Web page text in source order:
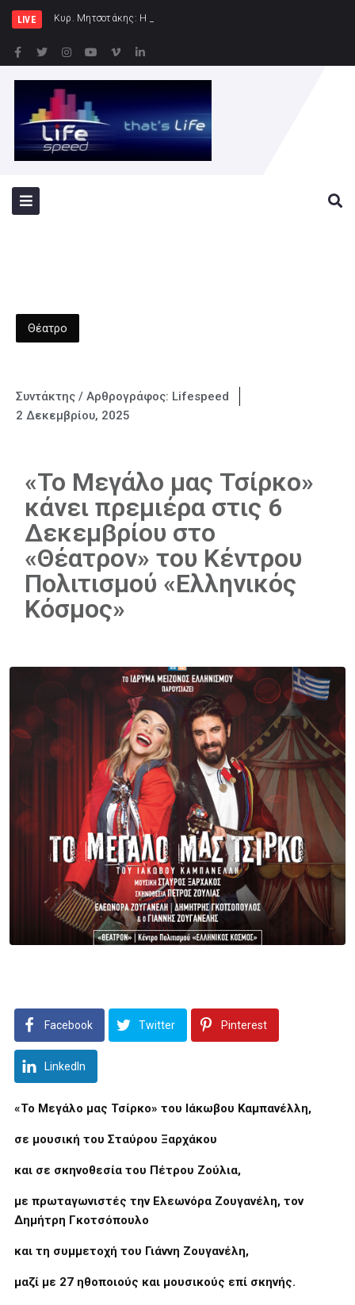
LIVE Κυρ. Μητσοτάκης: Η χώρα δεν μπορεί να είναι άλλο α
Θέατρο
Συντάκτης / Αρθρογράφος: Lifespeed
2 Δεκεμβρίου, 2025
«Το Μεγάλο μας Τσίρκο»
κάνει πρεμιέρα στις 6
Δεκεμβρίου στο
«Θέατρον» του Κέντρου
Πολιτισμού «Ελληνικός
Κόσμος»
Facebook Twitter Pinterest
LinkedIn
«Το Μεγάλο μας Τσίρκο» του Ιάκωβου Καμπανέλλη,
σε μουσική του Σταύρου Ξαρχάκου
και σε σκηνοθεσία του Πέτρου Ζούλια,
με πρωταγωνιστές την Ελεωνόρα Ζουγανέλη, τον
Δημήτρη Γκοτσόπουλο
και τη συμμετοχή του Γιάννη Ζουγανέλη,
μαζί με 27 ηθοποιούς και μουσικούς επί σκηνής.